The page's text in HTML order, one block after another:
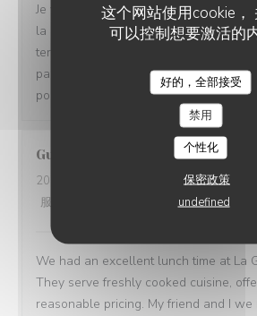
这个网站使用cookie，
可以控制想要激活的
好的，全部接受
禁用
个性化
保密政策
undefined
Je vais souvent dans ce restaurant, je
la qualité des plats et de l'ambiance.
terrasse est ouverte, du coup, on
parc de Bures. Merci à toute l'équipe
pour le patron Erwan, qui est toujours
Guy
2026-08-06
- 12:30 - 来宾 2
服务
5/5 质价比
We had an excellent lunch time at La
They serve freshly cooked cuisine,
reasonable pricing. My friend and I
LA GRANDE